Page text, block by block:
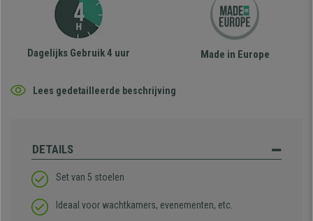
Dagelijks Gebruik 4 uur Made in Europe
Lees gedetailleerde beschrijving
DETAILS
Set van 5 stoelen
Ideaal voor wachtkamers, evenementen, etc.